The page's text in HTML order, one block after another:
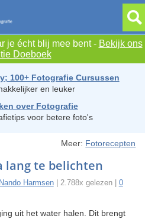
je écht blij mee bent - Bekijk ons
Doeboek
100+ Fotografie Cursussen
en leuker
over Fotografie
voor betere foto's
Meer: Fotorecepten
lang te belichten
Nando Harmsen| 2.788x gelezen | 0
uit het water halen. Dit brengt